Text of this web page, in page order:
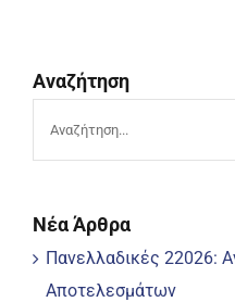
Αναζήτηση
Νέα Άρθρα
Πανελλαδικές 22026:
Αποτελεσμάτων